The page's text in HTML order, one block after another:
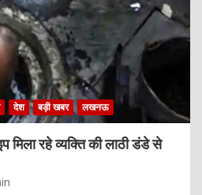
देश बड़ी खबर लखनऊ
मिला रहे व्यक्ति की लाठी डंडे से